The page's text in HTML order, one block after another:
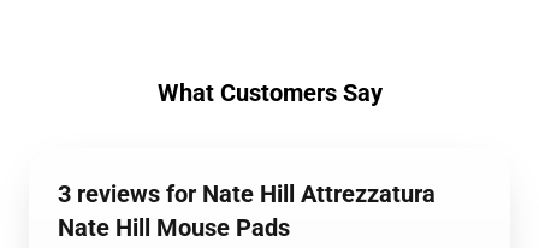
What Customers Say
3 reviews for Nate Hill Attrezzatura
Nate Hill Mouse Pads